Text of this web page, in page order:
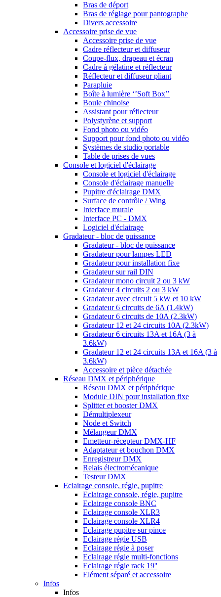
Bras de déport
Bras de réglage pour pantographe
Divers accessoire
Accessoire prise de vue
Accessoire prise de vue
Cadre réflecteur et diffuseur
Coupe-flux, drapeau et écran
Cadre à gélatine et réflecteur
Réflecteur et diffuseur pliant
Parapluie
Boîte à lumière ‘’Soft Box’’
Boule chinoise
Assistant pour réflecteur
Polystyrène et support
Fond photo ou vidéo
Support pour fond photo ou vidéo
Systèmes de studio portable
Table de prises de vues
Console et logiciel d'éclairage
Console et logiciel d'éclairage
Console d'éclairage manuelle
Pupitre d'éclairage DMX
Surface de contrôle / Wing
Interface murale
Interface PC - DMX
Logiciel d'éclairage
Gradateur - bloc de puissance
Gradateur - bloc de puissance
Gradateur pour lampes LED
Gradateur pour installation fixe
Gradateur sur rail DIN
Gradateur mono circuit 2 ou 3 kW
Gradateur 4 circuits 2 ou 3 kW
Gradateur avec circuit 5 kW et 10 kW
Gradateur 6 circuits de 6A (1.4kW)
Gradateur 6 circuits de 10A (2.3kW)
Gradateur 12 et 24 circuits 10A (2.3kW)
Gradateur 6 circuits 13A et 16A (3 à
3.6kW)
Gradateur 12 et 24 circuits 13A et 16A (3 à
3.6kW)
Accessoire et pièce détachée
Réseau DMX et périphérique
Réseau DMX et périphérique
Module DIN pour installation fixe
Splitter et booster DMX
Démultiplexeur
Node et Switch
Mélangeur DMX
Emetteur-récepteur DMX-HF
Adaptateur et bouchon DMX
Enregistreur DMX
Relais électromécanique
Testeur DMX
Eclairage console, régie, pupitre
Eclairage console, régie, pupitre
Eclairage console BNC
Eclairage console XLR3
Eclairage console XLR4
Eclairage pupitre sur pince
Eclairage régie USB
Eclairage régie à poser
Eclairage régie multi-fonctions
Eclairage régie rack 19''
Elément séparé et accessoire
Infos
Infos